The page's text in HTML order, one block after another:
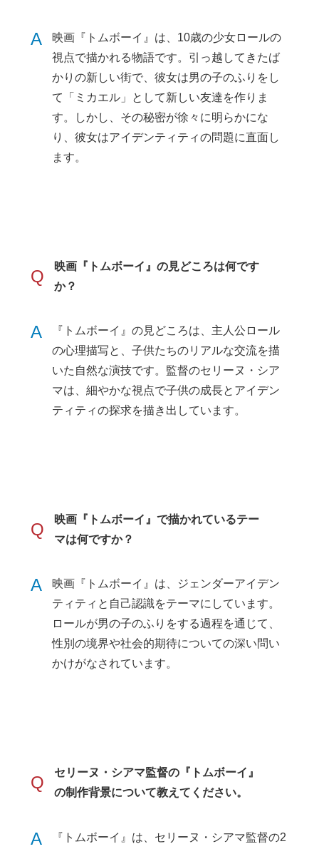
A
映画『トムボーイ』は、10歳の少女ロールの
視点で描かれる物語です。引っ越してきたば
かりの新しい街で、彼女は男の子のふりをし
て「ミカエル」として新しい友達を作りま
す。しかし、その秘密が徐々に明らかにな
り、彼女はアイデンティティの問題に直面し
ます。
Q
映画『トムボーイ』の見どころは何です
か？
A
『トムボーイ』の見どころは、主人公ロール
の心理描写と、子供たちのリアルな交流を描
いた自然な演技です。監督のセリーヌ・シア
マは、細やかな視点で子供の成長とアイデン
ティティの探求を描き出しています。
Q
映画『トムボーイ』で描かれているテー
マは何ですか？
A
映画『トムボーイ』は、ジェンダーアイデン
ティティと自己認識をテーマにしています。
ロールが男の子のふりをする過程を通じて、
性別の境界や社会的期待についての深い問い
かけがなされています。
Q
セリーヌ・シアマ監督の『トムボーイ』
の制作背景について教えてください。
A
『トムボーイ』は、セリーヌ・シアマ監督の2